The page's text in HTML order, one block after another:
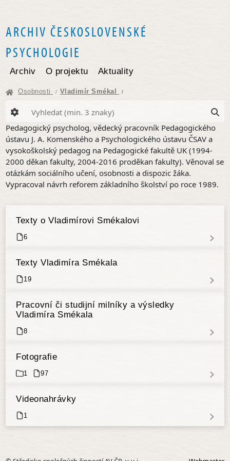
ARCHIV ČESKOSLOVENSKÉ
PSYCHOLOGIE
Archiv O projektu Aktuality
Osobnosti / Vladimír Smékal /
Pedagogický psycholog, vědecký pracovník Pedagogického
ústavu J. A. Komenského a Psychologického ústavu ČSAV a
vysokoškolský pedagog na Pedagogické fakultě UK (1994-
2000 děkan fakulty, 2004-2016 proděkan fakulty). Věnoval se
otázkám sociálního učení, osobnosti a dispozic žáka.
Vypracoval návrh reforem základního školství po roce 1989.
Texty o Vladimírovi Smékalovi
6
Texty Vladimíra Smékala
19
Pracovní či studijní milníky a výsledky
Vladimíra Smékala
8
Fotografie
1 97
Videonahrávky
1